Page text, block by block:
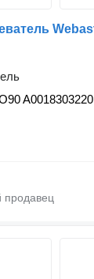
A0018303220